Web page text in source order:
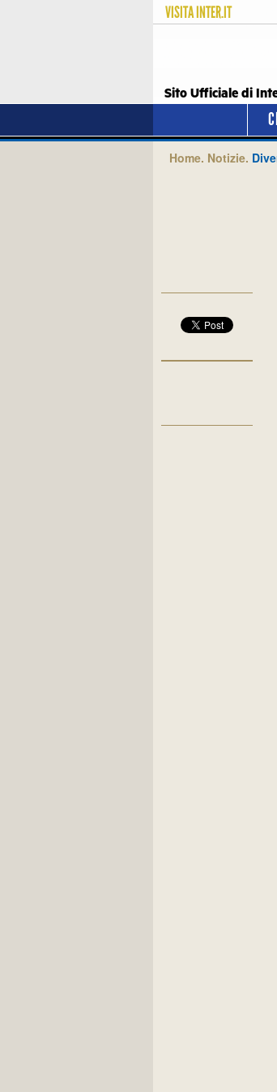
VISITAINTER.IT
Sito Ufficiale di
Home. Notizie.